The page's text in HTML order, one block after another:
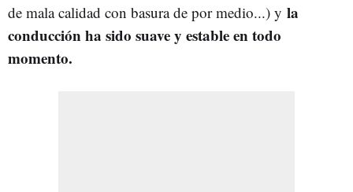
de mala calidad con basura de por medio...) y la
conducción ha sido suave y estable en todo
momento.